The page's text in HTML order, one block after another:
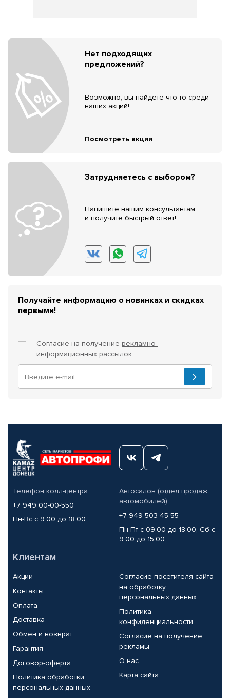
Нет подходящих
предложений?
Возможно, вы найдёте что-то среди
наших акций!
Посмотреть акции
Затрудняетесь с выбором?
Напишите нашим консультантам
и получите быстрый ответ!
Получайте информацию о новинках и скидках
первыми!
Согласие на получение рекламно-
информационных рассылок
Телефон колл-центра
+7 949 00-00-550
Пн-Вс с 9.00 до 18.00
Автосалон (отдел продаж
автомобилей)
+7 949 503-45-55
Пн-Пт с 09.00 до 18.00, Сб с
9.00 до 15.00
Клиентам
Акции
Контакты
Оплата
Доставка
Обмен и возврат
Гарантия
Договор-оферта
Политика обработки
персональных данных
Согласие посетителя сайта
на обработку
персональных данных
Политика
конфиденциальности
Согласие на получение
рекламы
О нас
Карта сайта